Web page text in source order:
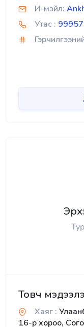
И-мэйл:
Утас :
Товч
Хаяг :
16-р хороо,